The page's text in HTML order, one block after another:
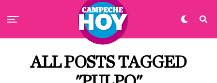
ALL POSTS TAGGED